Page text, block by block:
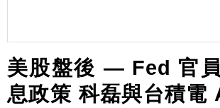
美股盤後 — Fed 官
息政策 科磊與台積電